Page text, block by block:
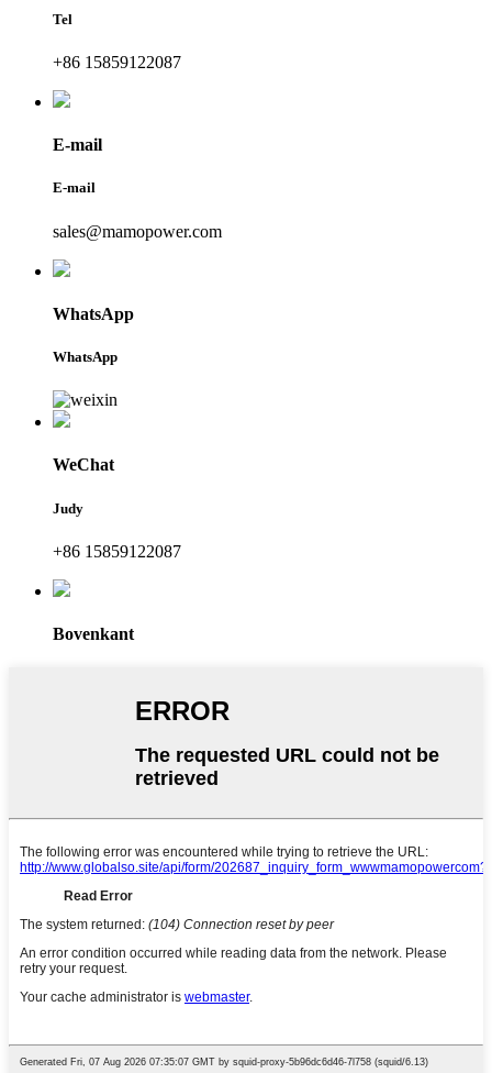
Tel
+86 15859122087
E-mail
E-mail
sales@mamopower.com
WhatsApp
WhatsApp
WeChat
Judy
+86 15859122087
Bovenkant